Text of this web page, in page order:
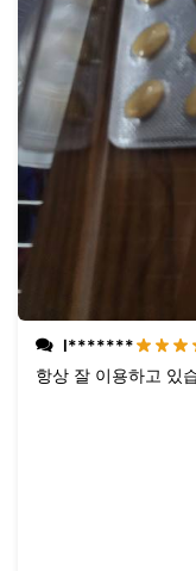
l*******
항상 잘 이용하고 있